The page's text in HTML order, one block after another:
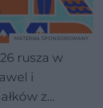
rusza w
i
z
MATERIAŁ SPONSOROWANY